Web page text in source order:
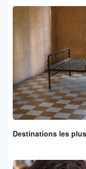
Destinations les